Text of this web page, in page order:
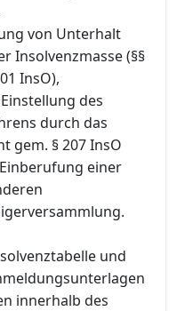
von Unterhalt
Insolvenzmasse (§§
InsO),
des
durch das
gem. § 207 InsO
einer
und
innerhalb des